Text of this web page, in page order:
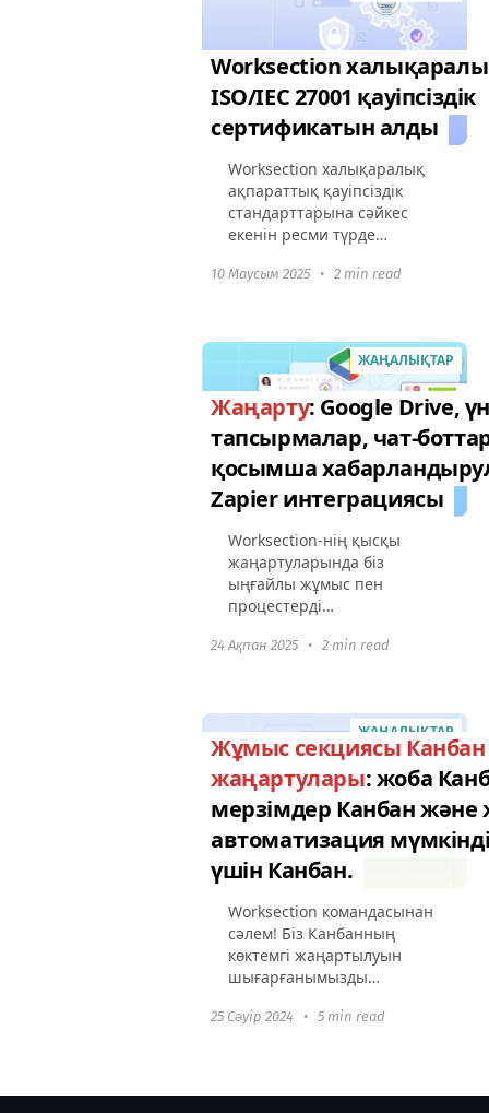
Worksection
ISO/IEC 27001 қауіпсіздік
сертификатын алды
Worksection халықаралық
ақпараттық қауіпсіздік
стандарттарына сәйкес
екенін ресми түрде
27001:2022 сертификатын
процестеріміз әлемдік
талаптарға...
10 Маусым 2025 • 2 min read
ЖАҢАЛЫҚТАР
Жаңарту: Google Drive,
тапсырмалар, чат-
қосымша
Zapier интеграциясы
Worksection-нің қысқы
жаңартуларында біз
ыңғайлы жұмыс пен
процестерді
да пайдалы мүмкіндіктерді
жоспарланған тұрақты
тапсырмаларды...
24 Ақпан 2025 • 2 min read
ЖАҢАЛЫҚТАР
Жұмыс секциясы Канбан
жаңартулары: жоба
мерзімдер Канбан және
автоматизация
үшін Канбан.
Worksection командасынан
сәлем! Біз Канбанның
көктемгі жаңартылуын
шығарғанымызды
Біз бар функцияларды
25 Сәуір 2024 • 5 min read